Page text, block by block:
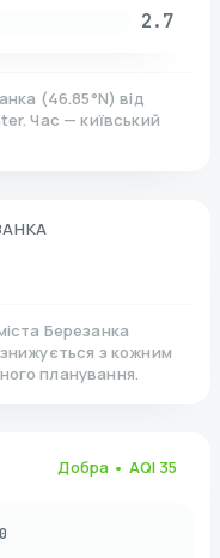
2.7
(46.85°N)від
Час — київський
Березанка
знижується з кожним
планування.
Добра • AQI 35